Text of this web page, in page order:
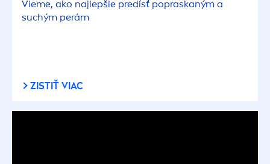
Vieme, ako najlepšie predísť popraskaným a
suchým perám
ZISTIŤ VIAC